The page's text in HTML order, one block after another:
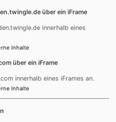
außerdem für
Regionen aufgeteilt.
Zur Region gehören 10
Pfarreien mit etwa 16.600
Klinger tritt die
Schuster an, der im
wird.
über ein iFrame
innerhalb eines
Inhalte
über ein iFrame
innerhalb eines iFrames an.
Inhalte